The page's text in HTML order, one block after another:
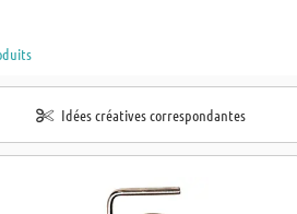
Idées créatives correspondantes